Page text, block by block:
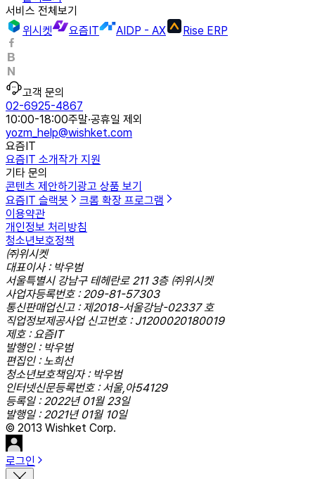
서비스 전체보기
위시켓
요즘IT AIDP - AX Rise ERP
고객 문의
02-6925-4867
10:00-18:00주말·공휴일 제외
yozm_help@wishket.com
요즘IT
요즘IT 소개작가 지원
기타 문의
콘텐츠 제안하기 광고 상품 보기
요즘IT 슬랙봇
크롬 확장 프로그램
이용약관
개인정보 처리방침
청소년보호정책
㈜위시켓
대표이사 : 박우범
서울특별시 강남구 테헤란로 211 3층 ㈜위시켓
사업자등록번호 : 209-81-57303
통신판매업신고 : 제2018-서울강남-02337 호
직업정보제공사업 신고번호 : J1200020180019
제호 : 요즘IT
발행인 : 박우범
편집인 : 노희선
청소년보호책임자 : 박우범
인터넷신문등록번호 : 서울,아54129
등록일 : 2022년 01월 23일
발행일 : 2021년 01월 10일
© 2013 Wishket Corp.
로그인